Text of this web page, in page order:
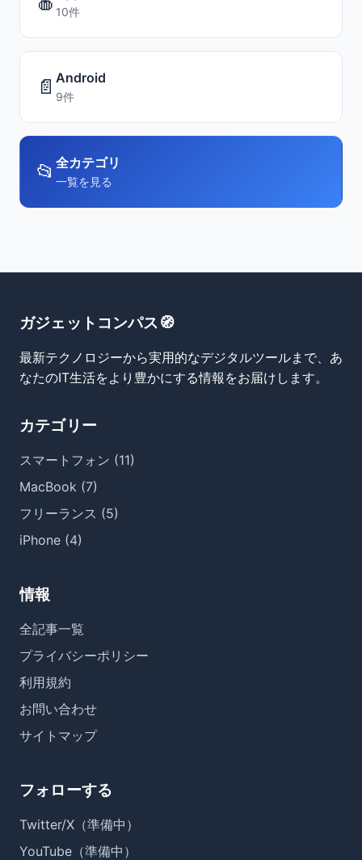
10件
📄 Android
9件
📂 全カテゴリ
一覧を見る
ガジェットコンパス🧭
最新テクノロジーから実用的なデジタルツールまで、あ
なたのIT生活をより豊かにする情報をお届けします。
カテゴリー
スマートフォン (11)
MacBook (7)
フリーランス (5)
iPhone (4)
情報
全記事一覧
プライバシーポリシー
利用規約
お問い合わせ
サイトマップ
フォローする
Twitter/X（準備中）
YouTube（準備中）